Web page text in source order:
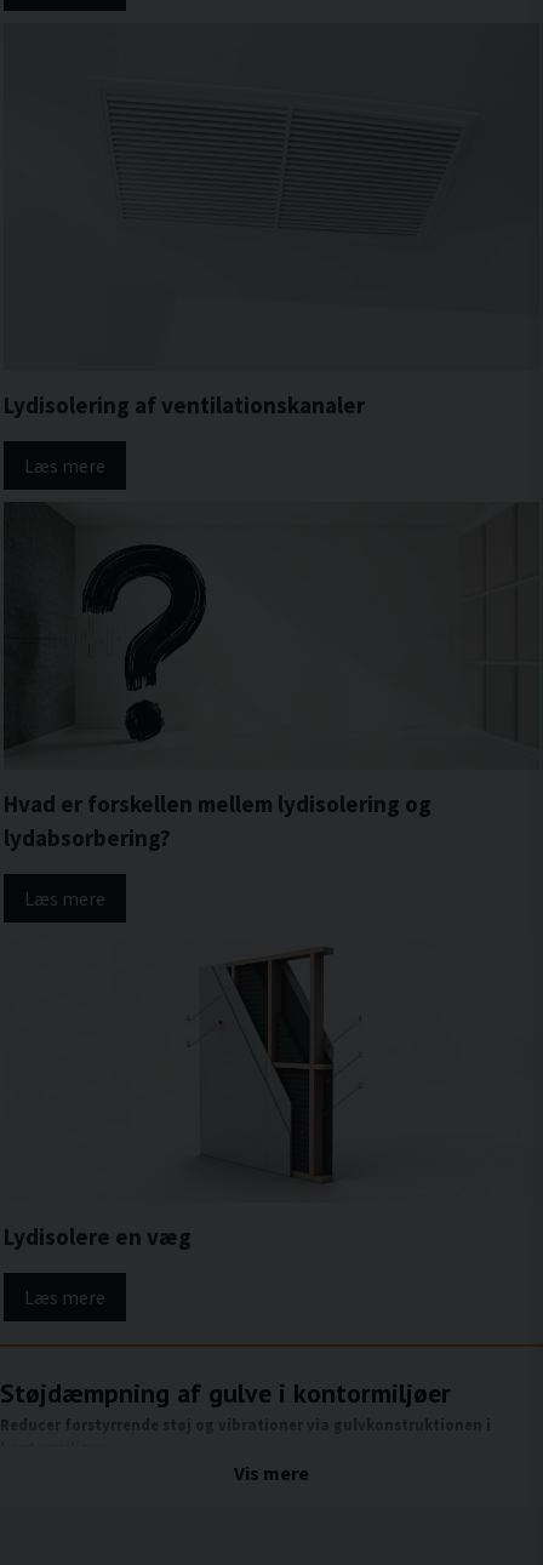
Lydisolering af ventilationskanaler
Læs mere
Hvad er forskellen mellem lydisolering og
lydabsorbering?
Læs mere
Lydisolere en væg
Læs mere
Støjdæmpning af gulve i kontormiljøer
Reducer forstyrrende støj og vibrationer via gulvkonstruktionen i
Vis mere